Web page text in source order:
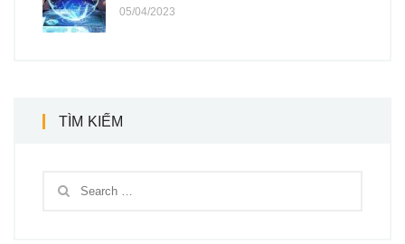
05/04/2023
TÌM KIẾM